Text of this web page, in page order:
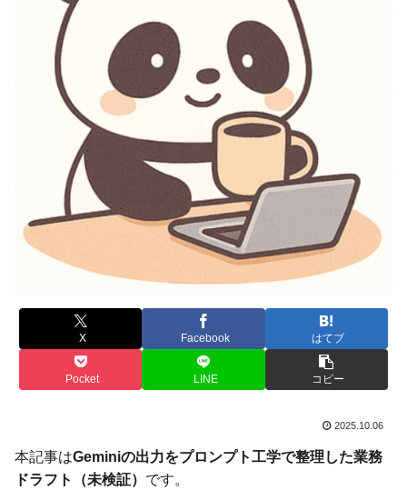
X Facebook はてブ
Pocket LINE コピー
2025.10.06
本記事はGeminiの出力をプロンプト工学で整理した業務
ドラフト（未検証） です。